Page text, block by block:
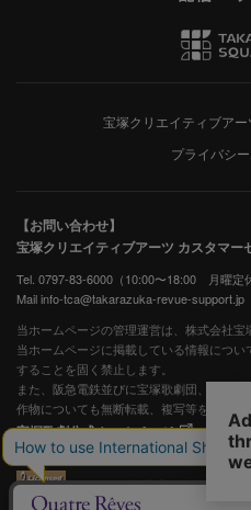
宝塚クリエイティブアー
プライバシ
【お問い合わせ】
宝塚クリエイティブアーツ カスタマー
Tel. 0797-83-6000（10:00〜18:00 月曜定
Mail info-tca@takarazuka-revue-support.jp
当ホームページの管理運営は、株式会社宝
当ホームページに掲載している情報につ
することを固く禁止します。
また、阪急電鉄並びに宝塚歌劇団、宝塚
作物についても無断転載、複写等を禁じま
宝塚歌劇公式ホームページ
JASRAC許諾番号：S0507081515
JASRAC許諾番号：